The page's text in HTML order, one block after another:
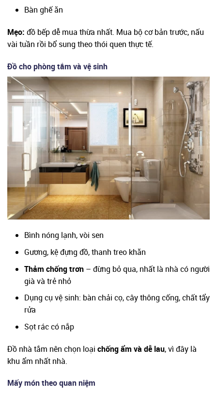
Bàn ghế ăn
Mẹo: đồ bếp dễ mua thừa nhất. Mua bộ cơ bản trước, nấu
vài tuần rồi bổ sung theo thói quen thực tế.
Đồ cho phòng tắm và vệ sinh
Bình nóng lạnh, vòi sen
Gương, kệ đựng đồ, thanh treo khăn
Thảm chống trơn – đừng bỏ qua, nhất là nhà có người
già và trẻ nhỏ
Dụng cụ vệ sinh: bàn chải cọ, cây thông cống, chất tẩy
rửa
Sọt rác có nắp
Đồ nhà tắm nên chọn loại chống ẩm và dễ lau, vì đây là
khu ẩm nhất nhà.
Mấy món theo quan niệm